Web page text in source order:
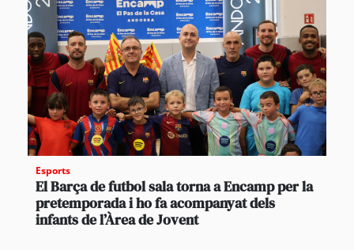
Esports
El Barça de futbol sala torna a Encamp per la
pretemporada i ho fa acompanyat dels
infants de l’Àrea de Jovent